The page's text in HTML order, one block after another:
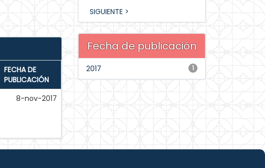
FECHA DE
PUBLICACIÓN
8-nov-2017
SIGUIENTE >
Fecha de publicación
1
2017